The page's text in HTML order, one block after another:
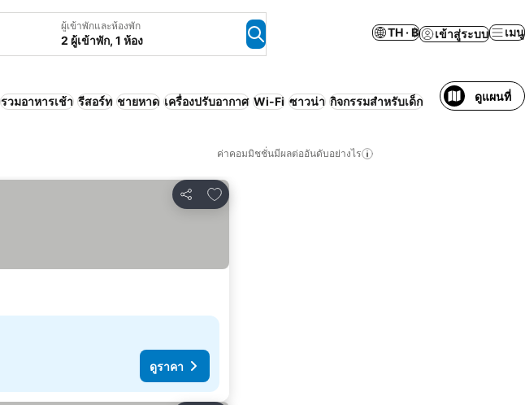
ผู้เข้าพักและห้องพัก
2 ผู้เข้าพัก, 1 ห้อง
TH · ฿ เข้าสู่ระบบ เมนู
รวมอาหารเช้า รีสอร์ท ชายหาด เครื่องปรับอากาศ Wi-Fi ซาวน่า กิจกรรมสำหรับเด็ก ดูแผนที่
ค่าคอมมิชชั่นมีผลต่ออันดับอย่างไร
แชร์
เพิ่มในรายการโปรด
ดูราคา